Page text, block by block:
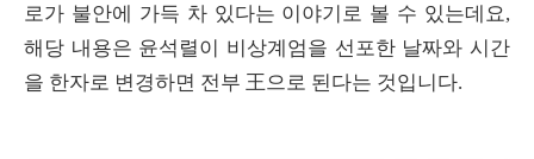
로가 불안에 가득 차 있다는 이야기로 볼 수 있는데요,
해당 내용은 윤석렬이 비상계엄을 선포한 날짜와 시간
을 한자로 변경하면 전부 王으로 된다는 것입니다.